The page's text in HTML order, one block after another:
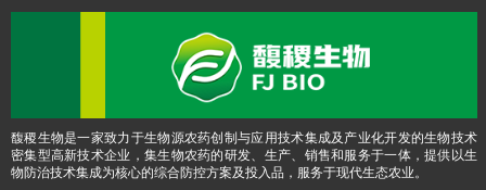
馥稷生物是一家致力于生物源农药创制与应用技术集成及产业化开发的生物技术
密集型高新技术企业，集生物农药的研发、生产、销售和服务于一体，提供以生
物防治技术集成为核心的综合防控方案及投入品，服务于现代生态农业。